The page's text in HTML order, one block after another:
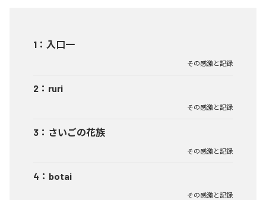
1 ： 入口一
その感激と記録
2 ： ruri
その感激と記録
3 ： さいごの花族
その感激と記録
4 ： botai
その感激と記録